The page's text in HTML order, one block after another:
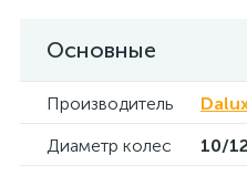
Основные
Производитель
Диаметр колес
10/12